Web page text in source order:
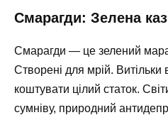
Смарагди: Зелена
Смарагди — це зелений
Створені для мрій.
коштувати цілий статок.
сумніву, природний